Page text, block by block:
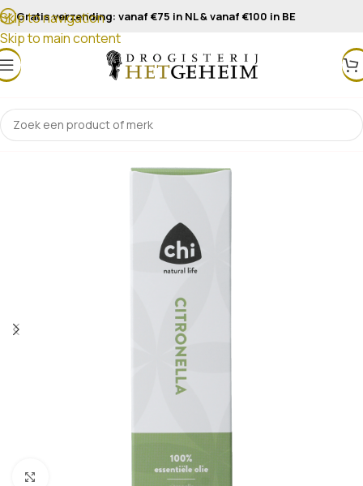
Skip to navigation
Skip to main content
Gratis verzending: vanaf €75 in NL & vanaf €100 in BE
Klik om te vergroten